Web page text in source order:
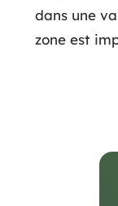
dans une
zone est